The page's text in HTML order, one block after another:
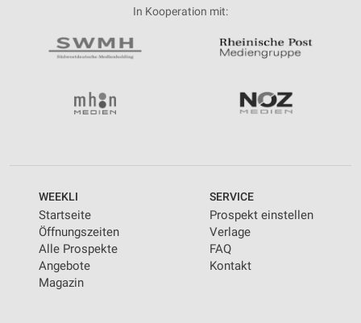
In Kooperation mit:
WEEKLI
Startseite
Öffnungszeiten
Alle Prospekte
Angebote
Magazin
SERVICE
Prospekt einstellen
Verlage
FAQ
Kontakt